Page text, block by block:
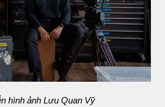
hình ảnh Lưu Quan Vỹ